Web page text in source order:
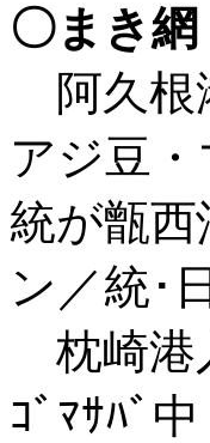
〇まき網
阿久
アジ豆
統が甑
ン／統･
枕崎港
ｺﾞﾏｻﾊﾞ